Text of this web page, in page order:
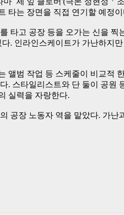
타는 장면을 직접 연기할 예정이
타고 공장 등을 오가는 신을 찍
. 인라인스케이트가 가난하지
앨범 작업 등 스케줄이 비교적
. 스타일리스트와 단 둘이 공원
실력을 자랑한다.
공장 노동자 역을 맡았다. 가